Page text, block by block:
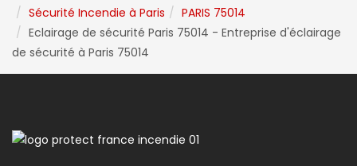
Sécurité Incendie à Paris
PARIS 75014
Eclairage de sécurité Paris 75014 - Entreprise d'éclairage
de sécurité à Paris 75014